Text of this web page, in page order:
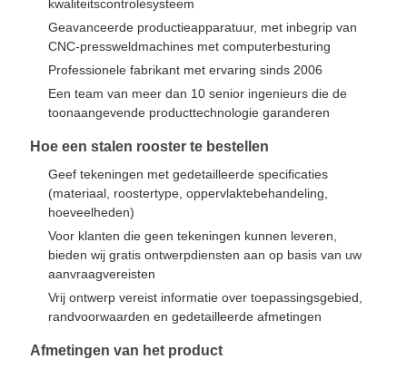
kwaliteitscontrolesysteem
Geavanceerde productieapparatuur, met inbegrip van
CNC-pressweldmachines met computerbesturing
Professionele fabrikant met ervaring sinds 2006
Een team van meer dan 10 senior ingenieurs die de
toonaangevende producttechnologie garanderen
Hoe een stalen rooster te bestellen
Geef tekeningen met gedetailleerde specificaties
(materiaal, roostertype, oppervlaktebehandeling,
hoeveelheden)
Voor klanten die geen tekeningen kunnen leveren,
bieden wij gratis ontwerpdiensten aan op basis van uw
aanvraagvereisten
Vrij ontwerp vereist informatie over toepassingsgebied,
randvoorwaarden en gedetailleerde afmetingen
Afmetingen van het product